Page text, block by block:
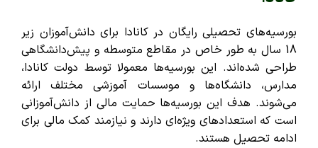
بورسیه‌های تحصیلی رایگان در کانادا برای دانش‌آموزان زیر
18 سال به طور خاص در مقاطع متوسطه و پیش‌دانشگاهی
طراحی شده‌اند. این بورسیه‌ها معمولا توسط دولت کانادا،
مدارس، دانشگاه‌ها و موسسات آموزشی مختلف ارائه
می‌شوند. هدف این بورسیه‌ها حمایت مالی از دانش‌آموزانی
است که استعدادهای ویژه‌ای دارند و نیازمند کمک مالی برای
ادامه تحصیل هستند.